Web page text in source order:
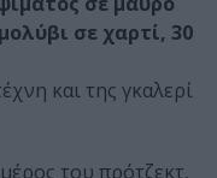
σε χαρτί, 30
και της γκαλερί
του πρότζεκτ,